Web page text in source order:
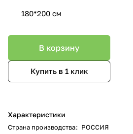
180*200 см
В корзину
Купить в 1 клик
Характеристики
Страна производства: РОССИЯ